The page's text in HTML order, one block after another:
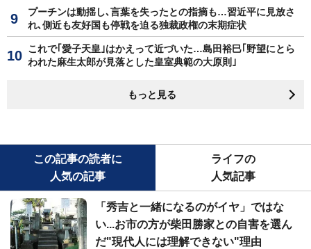
プーチンは動揺し､言葉を失ったとの指摘も…習近平に見放さ
れ､側近も友好国も停戦を迫る独裁政権の末期症状
これで｢愛子天皇｣はかえって近づいた…島田裕巳｢野望にとら
われた麻生太郎が見落とした皇室典範の大原則｣
もっと見る
この記事の読者に
人気の記事
ライフの
人気記事
「秀吉と一緒になるのがイヤ」ではな
い...お市の方が柴田勝家との自害を選ん
だ"現代人には理解できない"理由